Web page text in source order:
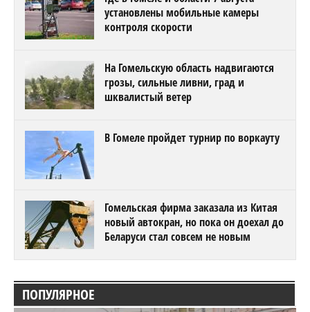
установлены мобильные камеры
контроля скорости
На Гомельскую область надвигаются
грозы, сильные ливни, град и
шквалистый ветер
В Гомеле пройдет турнир по воркауту
Гомельская фирма заказала из Китая
новый автокран, но пока он доехал до
Беларуси стал совсем не новым
ПОПУЛЯРНОЕ